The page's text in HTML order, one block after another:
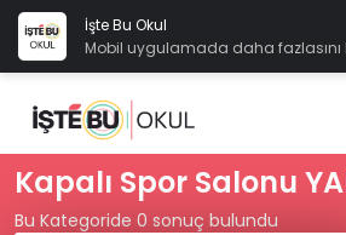
İşte Bu Okul
Mobil uygulamada daha fazlasını
Kapalı Spor Salonu
Bu Kategoride 0 sonuç bulundu